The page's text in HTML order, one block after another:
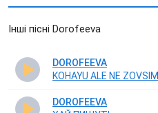
Інші пісні Dorofeeva
DOROFEEVA
KOHAYU ALE NE ZOVSIM
DOROFEEVA